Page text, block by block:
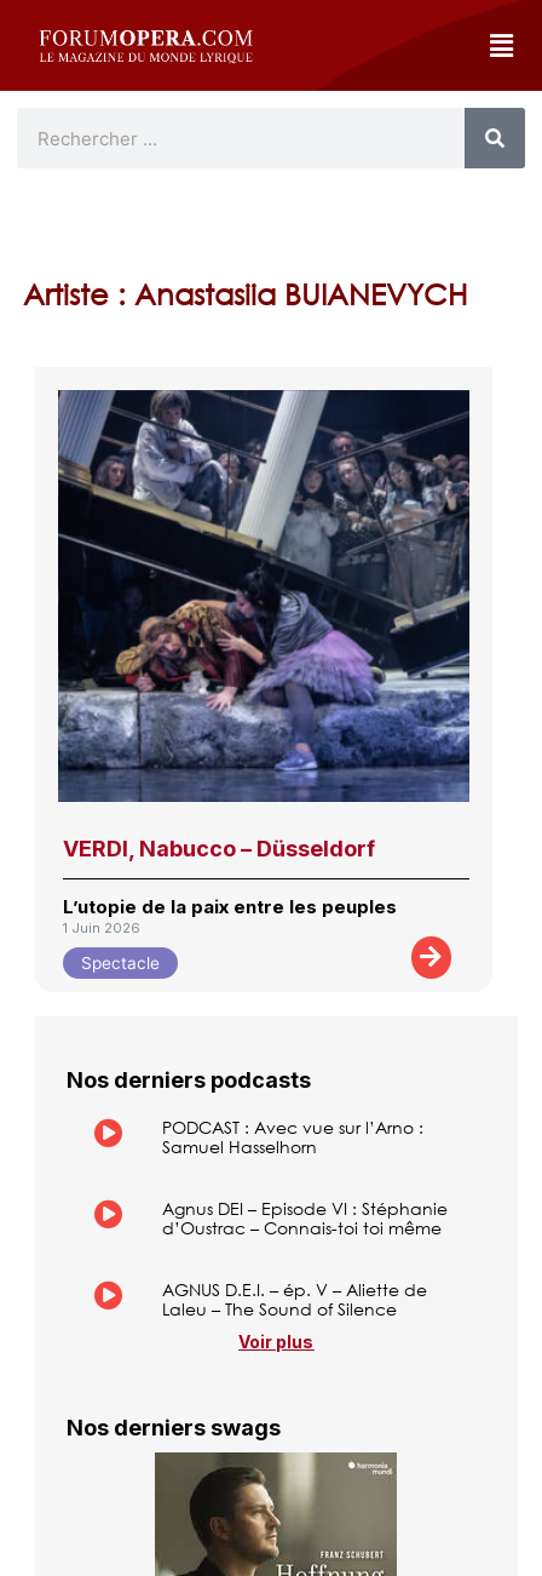
Artiste : Anastasiia BUIANEVYCH
VERDI, Nabucco – Düsseldorf
L’utopie de la paix entre les peuples
1 Juin 2026
Spectacle
Nos derniers podcasts
PODCAST : Avec vue sur l’Arno :
Samuel Hasselhorn
Agnus DEI – Episode VI : Stéphanie
d’Oustrac – Connais-toi toi même
AGNUS D.E.I. – ép. V – Aliette de
Laleu – The Sound of Silence
Voir plus
Nos derniers swags